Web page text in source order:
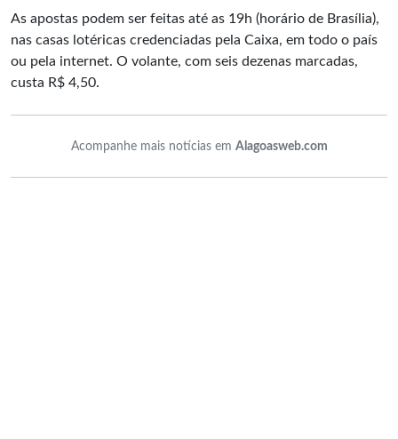
As apostas podem ser feitas até as 19h (horário de Brasília),
nas casas lotéricas credenciadas pela Caixa, em todo o país
ou pela internet. O volante, com seis dezenas marcadas,
custa R$ 4,50.
Acompanhe mais notícias em Alagoasweb.com